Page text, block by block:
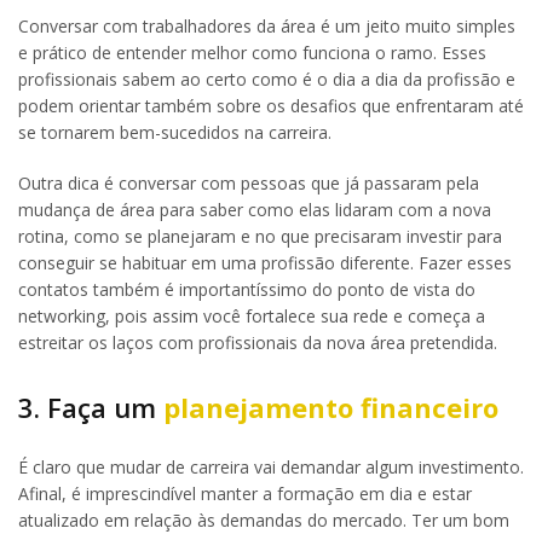
Conversar com trabalhadores da área é um jeito muito simples
e prático de entender melhor como funciona o ramo. Esses
profissionais sabem ao certo como é o dia a dia da profissão e
podem orientar também sobre os desafios que enfrentaram até
se tornarem bem-sucedidos na carreira.
Outra dica é conversar com pessoas que já passaram pela
mudança de área para saber como elas lidaram com a nova
rotina, como se planejaram e no que precisaram investir para
conseguir se habituar em uma profissão diferente. Fazer esses
contatos também é importantíssimo do ponto de vista do
networking, pois assim você fortalece sua rede e começa a
estreitar os laços com profissionais da nova área pretendida.
3. Faça um planejamento financeiro
É claro que mudar de carreira vai demandar algum investimento.
Afinal, é imprescindível manter a formação em dia e estar
atualizado em relação às demandas do mercado. Ter um bom